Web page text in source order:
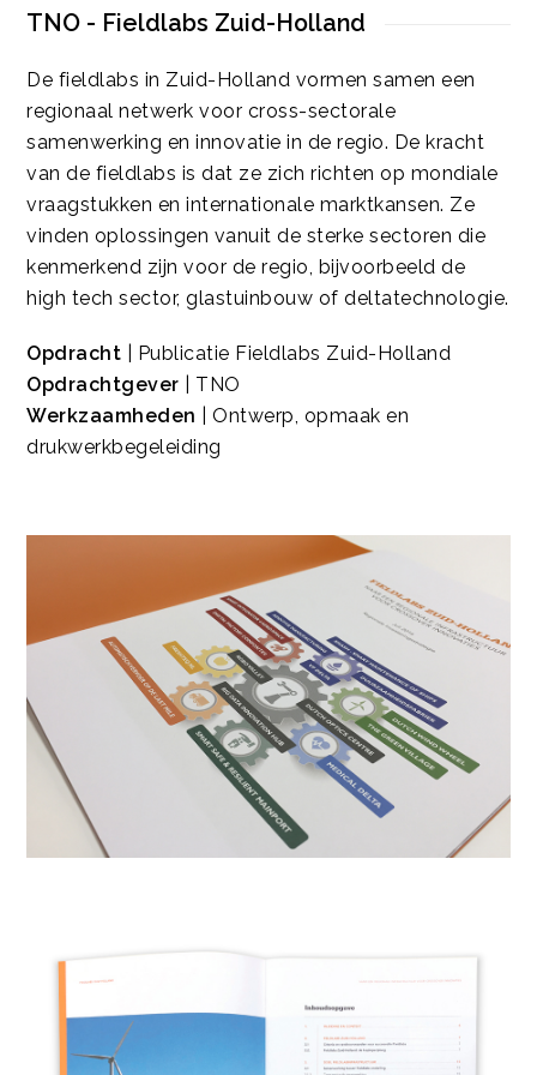
TNO - Fieldlabs Zuid-Holland
De fieldlabs in Zuid-Holland vormen samen een
regionaal netwerk voor cross-sectorale
samenwerking en innovatie in de regio. De kracht
van de fieldlabs is dat ze zich richten op mondiale
vraagstukken en internationale marktkansen. Ze
vinden oplossingen vanuit de sterke sectoren die
kenmerkend zijn voor de regio, bijvoorbeeld de
high tech sector, glastuinbouw of deltatechnologie.
Opdracht
| Publicatie Fieldlabs Zuid-Holland
Opdrachtgever
| TNO
Werkzaamheden
| Ontwerp, opmaak en
drukwerkbegeleiding